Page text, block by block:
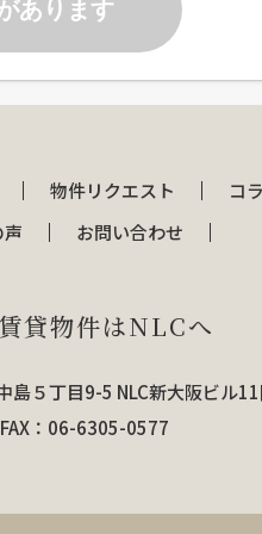
あります
物件リクエスト
コ
お問い合わせ
貸物件はNLCへ
５丁目9-5 NLC新大阪ビル
：06-6305-0577